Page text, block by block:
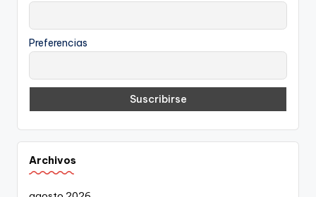
Preferencias
Archivos